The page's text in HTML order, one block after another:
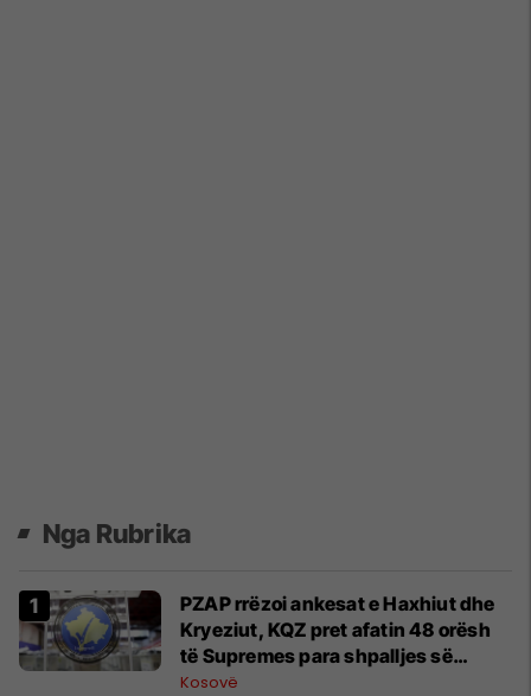
Nga Rubrika
PZAP rrëzoi ankesat e Haxhiut dhe
Kryeziut, KQZ pret afatin 48 orësh
të Supremes para shpalljes së
rezultateve
Kosovë